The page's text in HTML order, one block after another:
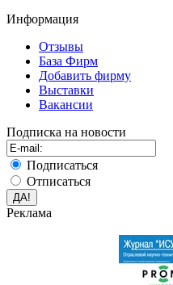
Информация
Отзывы
База Фирм
Добавить фирму
Выставки
Вакансии
Подписка на новости
Подписаться
Отписаться
Реклама